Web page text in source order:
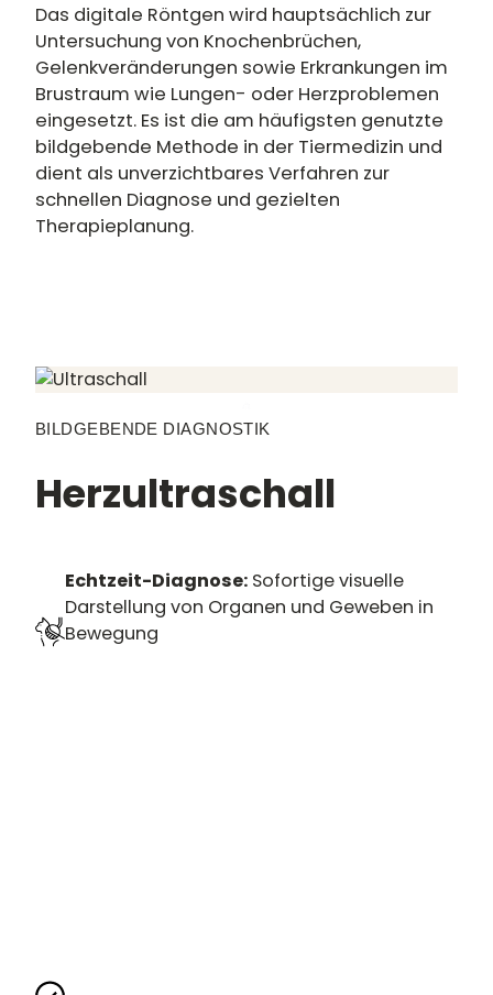
Das digitale Röntgen wird hauptsächlich zur
Untersuchung von Knochenbrüchen,
Gelenkveränderungen sowie Erkrankungen im
Brustraum wie Lungen- oder Herzproblemen
eingesetzt. Es ist die am häufigsten genutzte
bildgebende Methode in der Tiermedizin und
dient als unverzichtbares Verfahren zur
schnellen Diagnose und gezielten
Therapieplanung.
BILDGEBENDE DIAGNOSTIK
Herzultraschall
Echtzeit-Diagnose:Sofortige visuelle
Darstellung von Organen und Geweben in
Bewegung